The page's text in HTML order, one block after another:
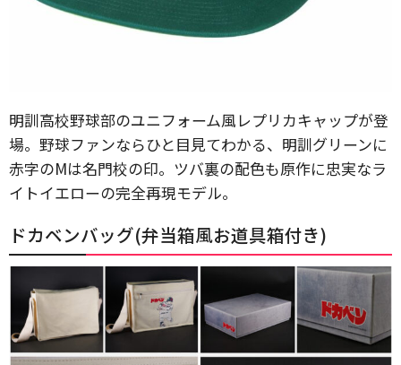
明訓高校野球部のユニフォーム風レプリカキャップが登
場。野球ファンならひと目見てわかる、明訓グリーンに
赤字のMは名門校の印。ツバ裏の配色も原作に忠実なラ
イトイエローの完全再現モデル。
ドカベンバッグ(弁当箱風お道具箱付き)